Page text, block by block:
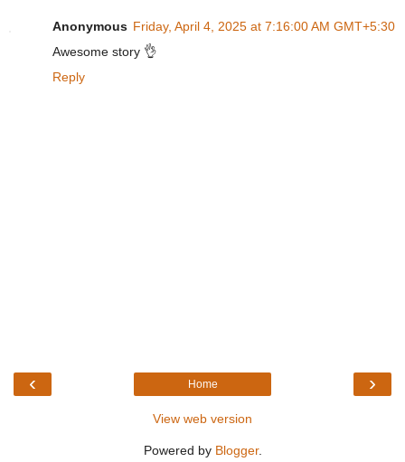
Anonymous Friday, April 4, 2025 at 7:16:00 AM GMT+5:30
Awesome story 👌
Reply
‹ ›
Home
View web version
Powered by Blogger.